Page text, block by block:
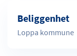
Beliggenhet
Loppa kommune